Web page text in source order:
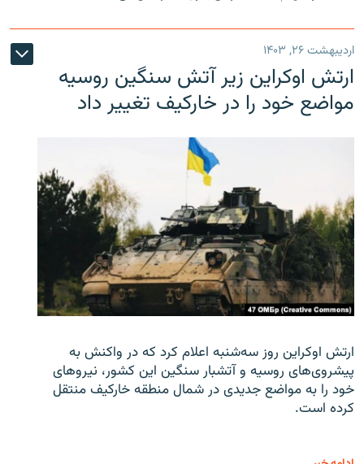
اردیبهشت ۲۶, ۱۴۰۳
ارتش اوکراین زیر آتش سنگین روسیه
مواضع خود را در خارکیف تغییر داد
ارتش اوکراین روز سه‌شنبه اعلام کرد که در واکنش به
پیشروی‌های روسیه و آتشبار سنگین این کشور، نیروهای
خود را به مواضع جدیدی در شمال منطقه خارکیف منتقل
کرده است.